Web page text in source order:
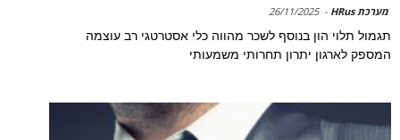
מערכת HRus -
26/11/2025
תגמול תלוי הון בנוסף לשכר מהווה כלי אסטרטגי רב עוצמה
המספק לארגון יתרון תחרותי משמעותי